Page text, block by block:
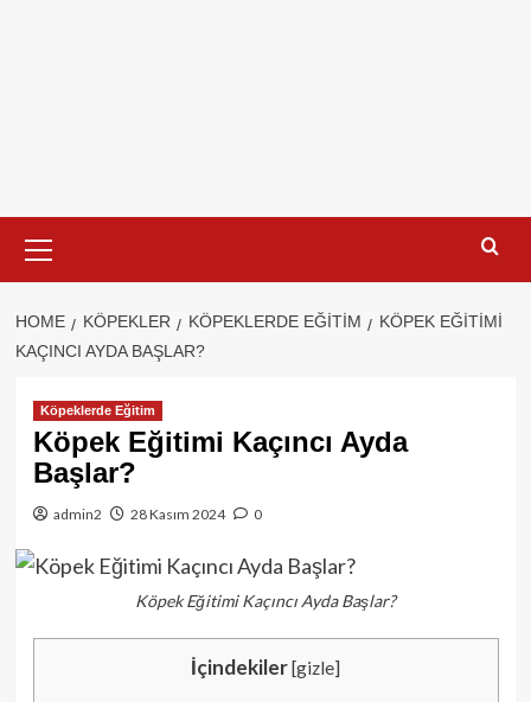
Menu
HOME KÖPEKLER KÖPEKLERDE EĞITIM
KÖPEK EĞITIMI
KAÇINCI AYDA BAŞLAR?
Köpeklerde Eğitim
Köpek Eğitimi Kaçıncı Ayda
Başlar?
admin2 28 Kasım 2024 0
Köpek Eğitimi Kaçıncı Ayda Başlar?
İçindekiler[gizle]